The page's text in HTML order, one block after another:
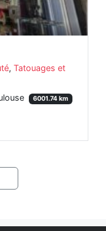
, Tatouages et
6001.74 km